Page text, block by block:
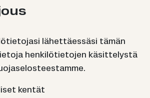
lähettäessäsi tämän
henkilötietojen käsittelystä
kentät